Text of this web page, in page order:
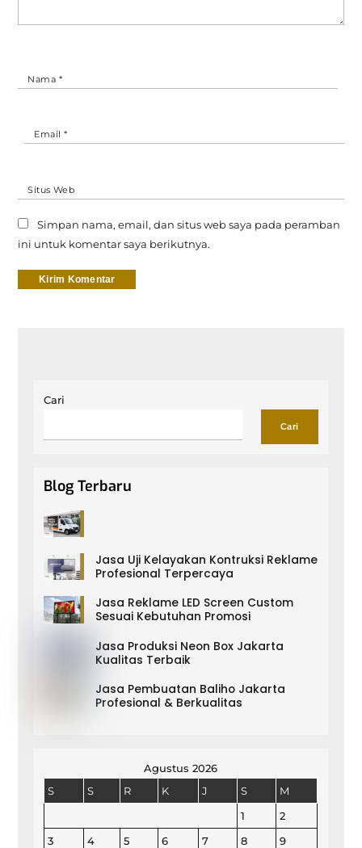
Nama *
Email*
Situs Web
Simpan nama, email, dan situs web saya pada peramban
ini untuk komentar saya berikutnya.
Cari
Cari
Blog Terbaru
Jasa Uji Kelayakan Kontruksi Reklame
Profesional Terpercaya
Jasa Reklame LED Screen Custom
Sesuai Kebutuhan Promosi
Jasa Produksi Neon Box Jakarta
Kualitas Terbaik
Jasa Pembuatan Baliho Jakarta
Profesional & Berkualitas
Agustus 2026
S
S R K J S
M
1
2
3
4 5 6 7 8
9